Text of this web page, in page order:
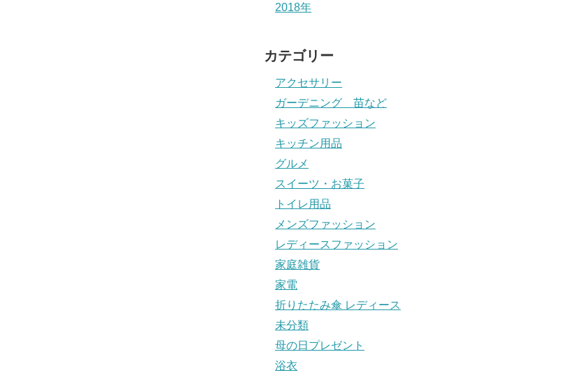
2018年
カテゴリー
アクセサリー
ガーデニング 苗など
キッズファッション
キッチン用品
グルメ
スイーツ・お菓子
トイレ用品
メンズファッション
レディースファッション
家庭雑貨
家電
折りたたみ傘 レディース
未分類
母の日プレゼント
浴衣